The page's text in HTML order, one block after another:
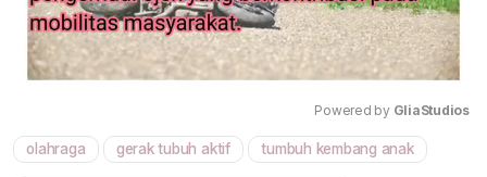
Mute
Powered by GliaStudios
olahraga gerak tubuh aktif tumbuh kembang anak